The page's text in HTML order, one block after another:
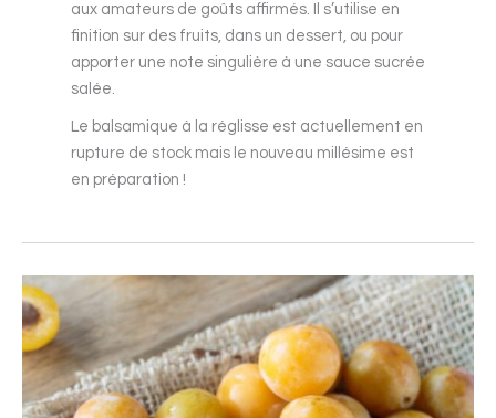
aux amateurs de goûts affirmés. Il s’utilise en
finition sur des fruits, dans un dessert, ou pour
apporter une note singulière à une sauce sucrée
salée.
Le balsamique à la réglisse est actuellement en
rupture de stock mais le nouveau millésime est
en préparation !
Confiture
de
mirabelles